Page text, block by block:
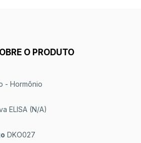
O PRODUTO
- Hormônio
ELISA (N/A)
DKO027